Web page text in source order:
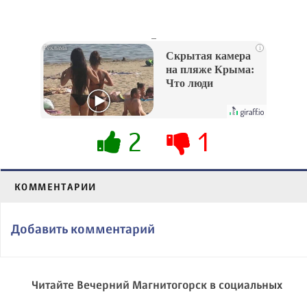
i
Скрытая камера
на пляже Крыма:
Что люди
их не видят...
2 1
КОММЕНТАРИИ
Добавить комментарий
Читайте Вечерний Магнитогорск в социальных